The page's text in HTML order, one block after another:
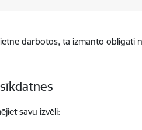
darbotos, tā izmanto obligāti
savu izvēli: